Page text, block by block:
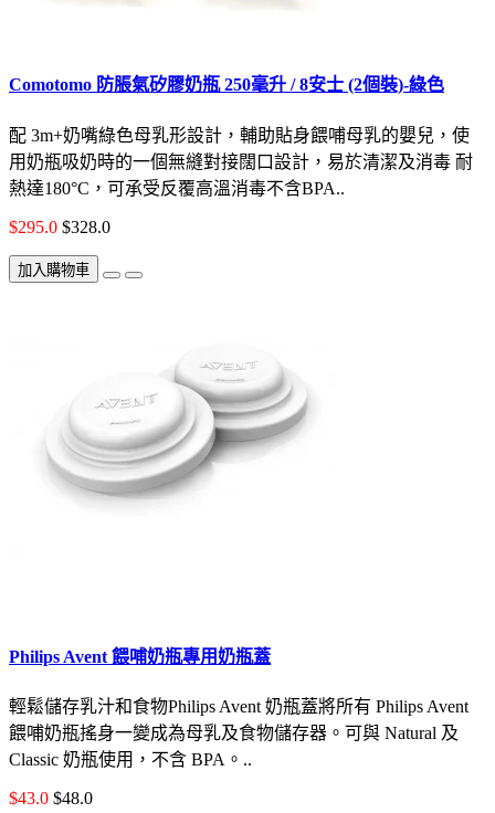
Comotomo 防脹氣矽膠奶瓶 250毫升 / 8安士 (2個裝)-綠色
配 3m+奶嘴綠色母乳形設計，輔助貼身餵哺母乳的嬰兒，使
用奶瓶吸奶時的一個無縫對接闊口設計，易於清潔及消毒 耐
熱達180°C，可承受反覆高溫消毒不含BPA..
$295.0 $328.0
加入購物車
Philips Avent 餵哺奶瓶專用奶瓶蓋
輕鬆儲存乳汁和食物Philips Avent 奶瓶蓋將所有 Philips Avent
餵哺奶瓶搖身一變成為母乳及食物儲存器。可與 Natural 及
Classic 奶瓶使用，不含 BPA。..
$43.0 $48.0